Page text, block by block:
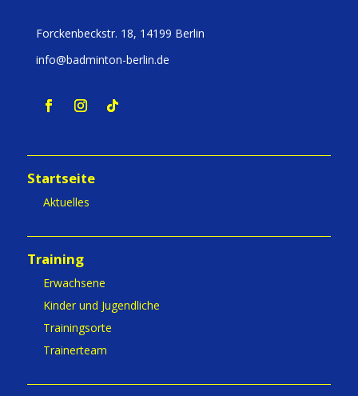
Forckenbeckstr. 18, 14199 Berlin
info@badminton-berlin.de
Startseite
Aktuelles
Training
Erwachsene
Kinder und Jugendliche
Trainingsorte
Trainerteam